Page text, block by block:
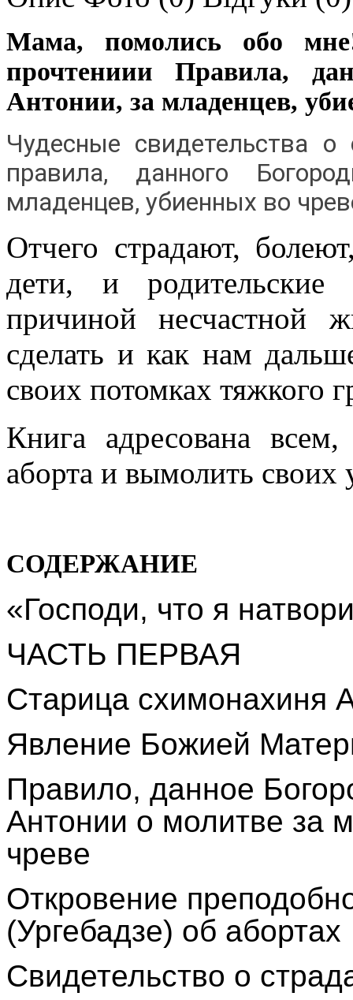
Мама, помолись обо
прочтениии Правила,
Антонии, за младенцев,
Чудесные свидетельства
правила, данного
младенцев, убиенных во
Отчего страдают,
дети, и родительские
причиной несчастной
сделать и как нам
своих потомках тяжкого
Книга адресована
аборта и вымолить
СОДЕРЖАНИЕ
«Господи, что я
ЧАСТЬ ПЕРВАЯ
Старица схимонахиня
Явление Божией
Правило, данное
Антонии о молитве за
чреве
Откровение
(Ургебадзе) об абортах
Свидетельство о